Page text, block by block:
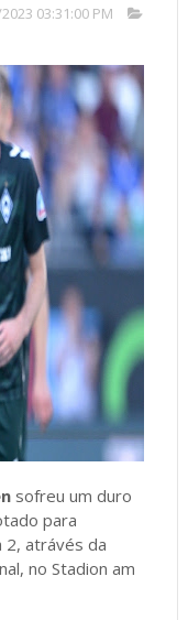
03:31:00 PM
sofreu um duro
para
2, atrávés da
no Stadion am